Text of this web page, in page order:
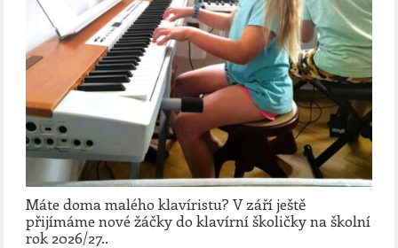
Máte doma malého klavíristu? V září ještě
přijímáme nové žáčky do klavírní školičky na školní
rok 2026/27..